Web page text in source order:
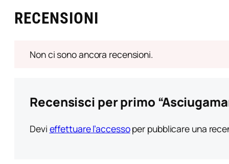
RECENSIONI
Non ci sono ancora recensioni.
Recensisci per primo
Devi effettuare l’accessoper pubblicare una